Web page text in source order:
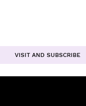
VISIT AND SUBSCRIBE